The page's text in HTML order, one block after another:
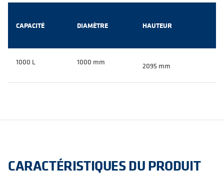
CAPACITÉ DIAMÈTRE HAUTEUR
1000 L 1000 mm 2095 mm
CARACTÉRISTIQUES DU PRODUIT